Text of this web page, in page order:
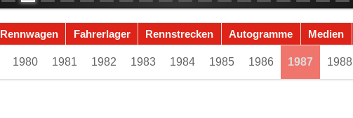
Rennwagen Fahrerlager Rennstrecken Autogramme Medien
1980 1981 1982 1983 1984 1985 1986 1987 1988